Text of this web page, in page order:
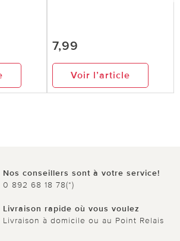
7,99
Voir l’article
Nos conseillers sont à votre service!
0 892 68 18 78(*)
Livraison rapide où vous voulez
Livraison à domicile ou au Point Relais